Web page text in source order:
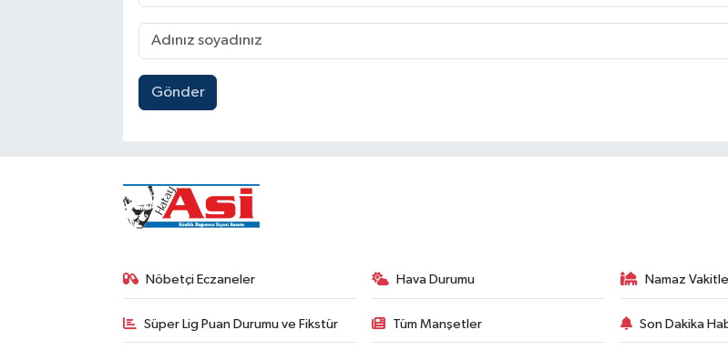
Gönder
Nöbetçi Eczaneler Hava Durumu Namaz
Süper Lig Puan Durumu ve Fikstür Tüm Manşetler Son Dakika